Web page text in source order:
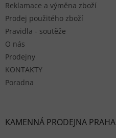
Reklamace a výměna zboží
Prodej použitého zboží
Pravidla - soutěže
O nás
Prodejny
KONTAKTY
Poradna
KAMENNÁ PRODEJNA PRAHA